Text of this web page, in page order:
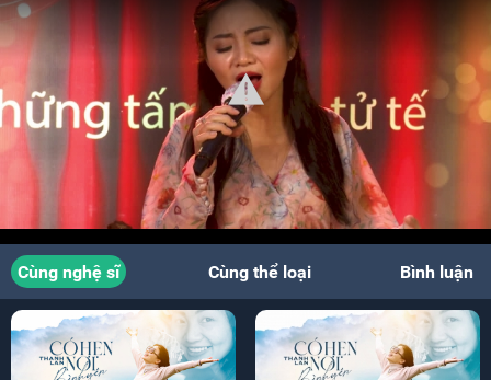
Cùng nghệ sĩ Cùng thể loại Bình luận